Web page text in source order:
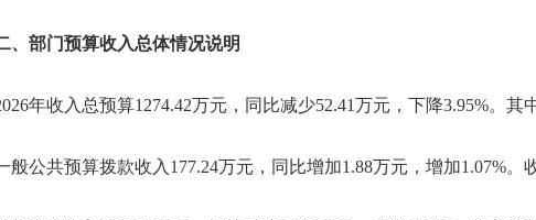
部门预算收入总体情况说明
年收入总预算1274.42万元，同比减少52.41万元，下降3.95%。其
共预算拨款收入177.24万元，同比增加1.88万元，增加1.07%。